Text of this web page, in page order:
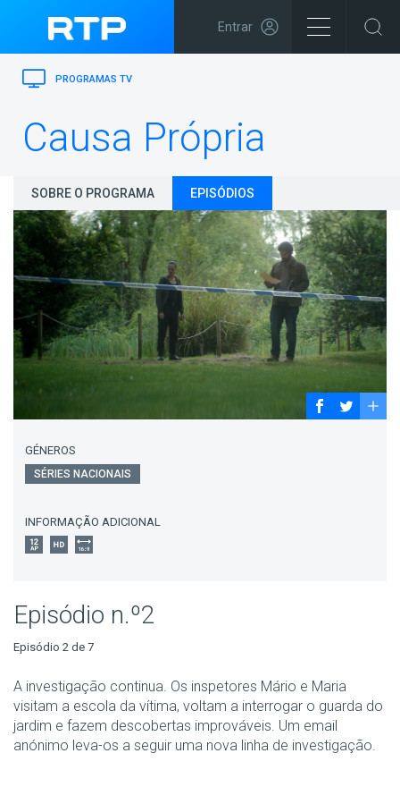
Entrar
PROGRAMAS TV
Causa Própria
SOBRE O PROGRAMA EPISÓDIOS
GÉNEROS
SÉRIES NACIONAIS
INFORMAÇÃO ADICIONAL
Episódio n.º2
Episódio 2 de 7
A investigação continua. Os inspetores Mário e Maria
visitam a escola da vítima, voltam a interrogar o guarda do
jardim e fazem descobertas improváveis. Um email
anónimo leva-os a seguir uma nova linha de investigação.